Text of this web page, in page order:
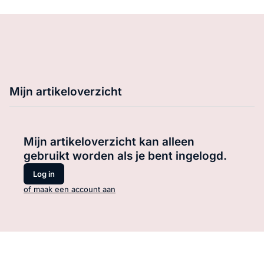
Mijn artikeloverzicht
Mijn artikeloverzicht kan alleen
gebruikt worden als je bent ingelogd.
Log in
of maak een account aan